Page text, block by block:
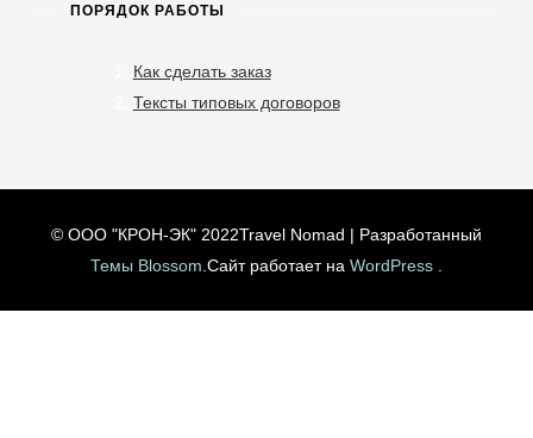
ПОРЯДОК РАБОТЫ
Как сделать заказ
Тексты типовых договоров
© ООО "КРОН-ЭК" 2022Travel Nomad | Разработанный
Темы Blossom .Сайт работает на WordPress